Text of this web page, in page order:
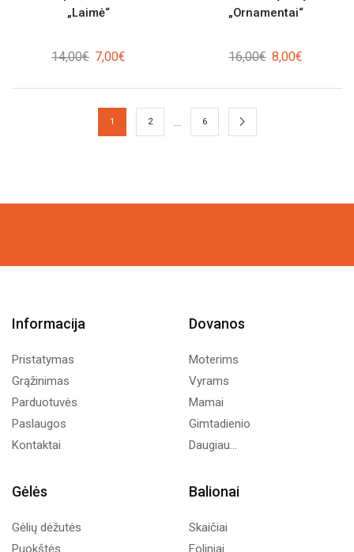
„Laimė“
14,00€ Original
was:
14,00€.
7,00€
is:
7,00€.
„Ornamentai“
16,00€ Original
was:
8,00€
is:
1 2 … 6
Informacija
Pristatymas
Grąžinimas
Parduotuvės
Paslaugos
Kontaktai
Dovanos
Moterims
Vyrams
Mamai
Gimtadienio
Daugiau...
Gėlės
Gėlių dėžutės
Puokštės
Balionai
Skaičiai
Foliniai